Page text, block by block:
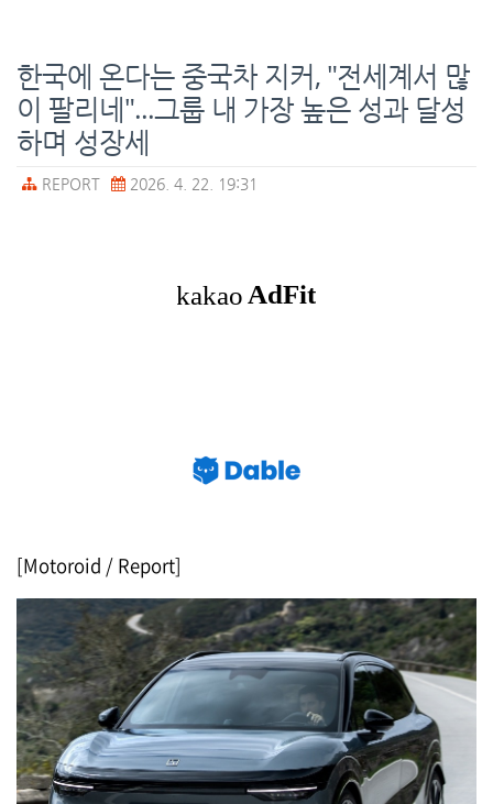
한국에 온다는 중국차 지커, "전세계서 많
이 팔리네"...그룹 내 가장 높은 성과 달성
하며 성장세
REPORT 2026. 4. 22. 19:31
[Motoroid / Report]